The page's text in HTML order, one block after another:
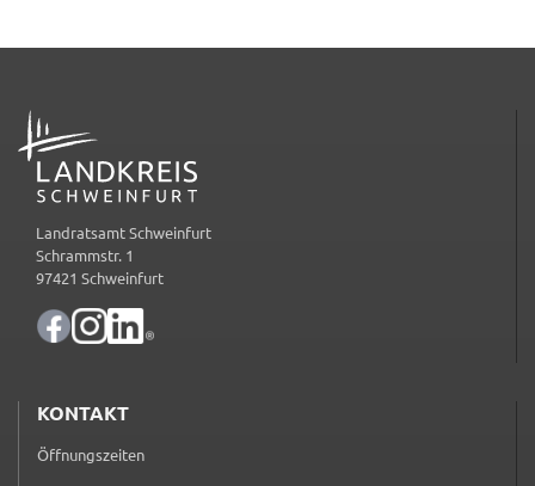
ADRESSE
Landratsamt Schweinfurt
Schrammstr. 1
97421 Schweinfurt
KONTAKT
Öffnungszeiten
Anbieter:
Landratsamt Schweinfurt
Kurzzeitiges Cookie, um vorübergehende Daten des
Besuchs zu speichern.
Cookie Laufzeit:
Session